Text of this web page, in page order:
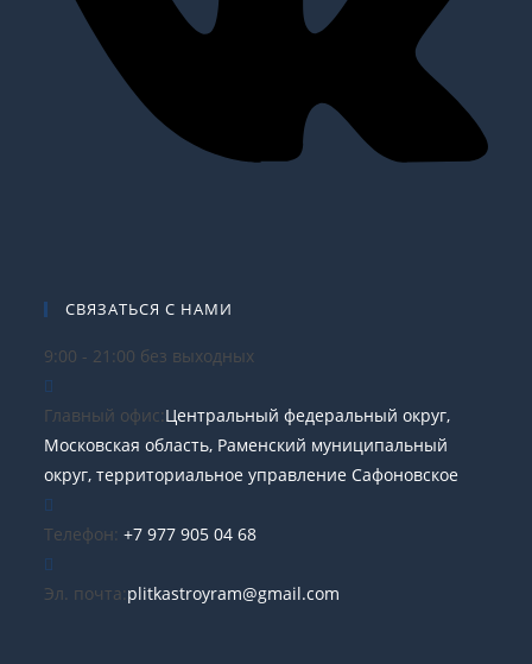
СВЯЗАТЬСЯ С НАМИ
9:00 - 21:00 без выходных
Главный офис:Центральный федеральный округ,
Московская область, Раменский муниципальный
округ, территориальное управление Сафоновское
Телефон: +7 977 905 04 68
Эл. почта:plitkastroyram@gmail.com